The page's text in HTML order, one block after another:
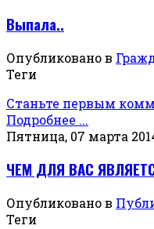
Выпала..
Опубликовано в
Теги
Станьте первым
Подробнее ...
Пятница, 07 марта
ЧЕМ ДЛЯ ВАС
Опубликовано в
Теги